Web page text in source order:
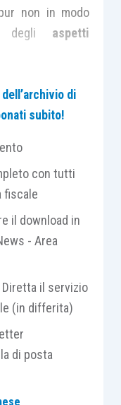
non in modo
degli aspetti
alla “presa
Sostenibilità
dei
attuazione
di attività
dei principi
tali aspettinon
considerati
più prorogabili
di
subito!
con tutti
fiscale
il download in
- Area
il servizio
(in differita)
di posta